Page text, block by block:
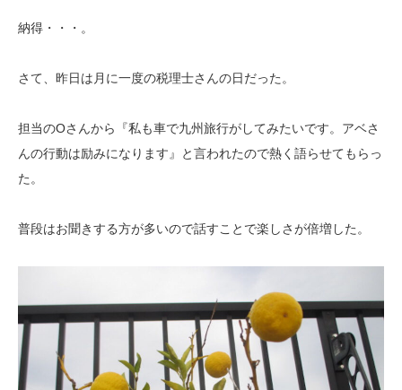
納得・・・。
さて、昨日は月に一度の税理士さんの日だった。
担当のOさんから『私も車で九州旅行がしてみたいです。アベさ
んの行動は励みになります』と言われたので熱く語らせてもらっ
た。
普段はお聞きする方が多いので話すことで楽しさが倍増した。